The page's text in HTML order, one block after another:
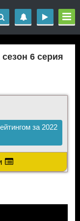
6 серия
за 2022